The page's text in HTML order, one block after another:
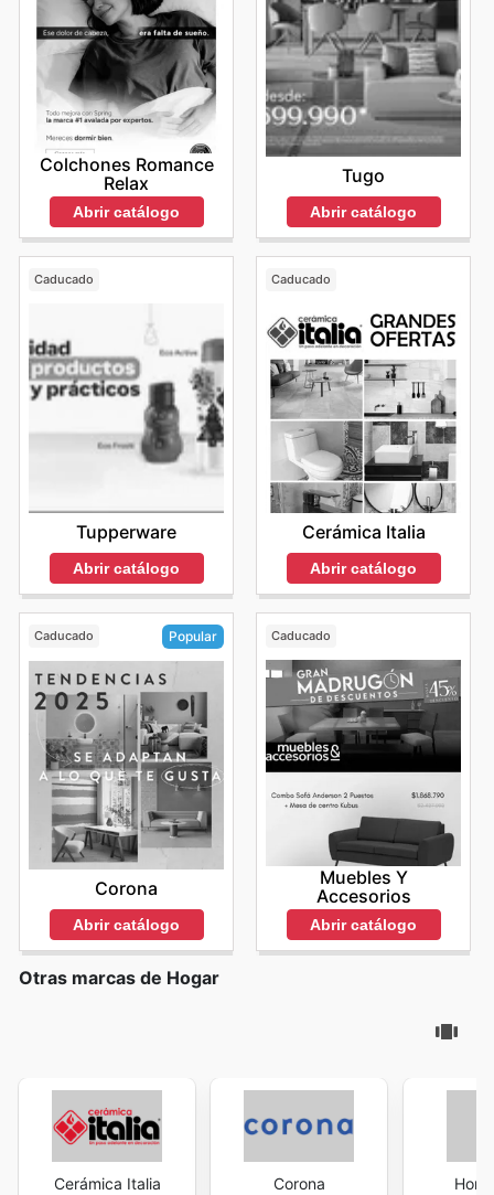
Colchones Romance
Relax
Abrir catálogo
Tugo
Abrir catálogo
Caducado
Tupperware
Abrir catálogo
Caducado
Cerámica Italia
Abrir catálogo
Caducado Popular
Corona
Abrir catálogo
Caducado
Muebles Y
Accesorios
Abrir catálogo
Otras marcas de Hogar
Cerámica Italia Corona